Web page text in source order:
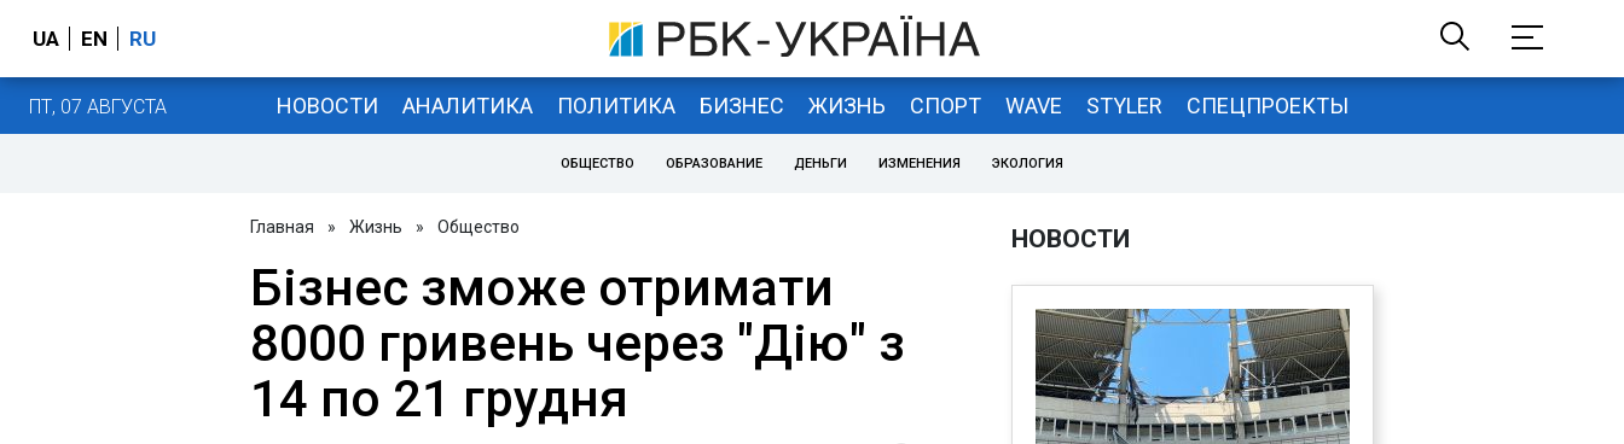
UA EN RU
ПТ, 07 АВГУСТА НОВОСТИ АНАЛИТИКА ПОЛИТИКА БИЗНЕС ЖИЗНЬ СПОРТ WAVE STYLER СПЕЦПРОЕКТЫ
ОБЩЕСТВО ОБРАЗОВАНИЕ ДЕНЬГИ ИЗМЕНЕНИЯ ЭКОЛОГИЯ
Главная » Жизнь » Общество
Бізнес зможе отримати
8000 гривень через "Дію" з
14 по 21 грудня
НОВОСТИ